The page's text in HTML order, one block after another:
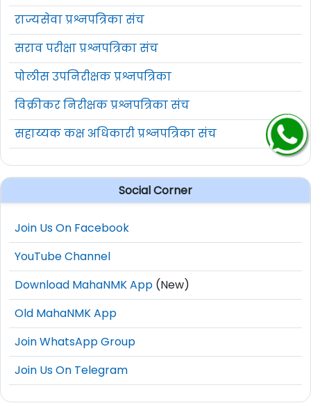
राज्यसेवा प्रश्नपत्रिका संच
सराव परीक्षा प्रश्नपत्रिका संच
पोलीस उपनिरीक्षक प्रश्नपत्रिका
विक्रीकर निरीक्षक प्रश्नपत्रिका संच
सहाय्यक कक्ष अधिकारी प्रश्नपत्रिका संच
Social Corner
Join Us On Facebook
YouTube Channel
Download MahaNMK App (New)
Old MahaNMK App
Join WhatsApp Group
Join Us On Telegram